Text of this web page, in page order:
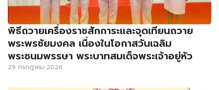
พิธีถวายเครื่องราชสักการะและจุดเทียนถวาย
พระพรชัยมงคล เนื่องในโอกาสวันเฉลิม
พระชนมพรรษา พระบาทสมเด็จพระเจ้าอยู่หัว
29 กรกฎาคม 2026